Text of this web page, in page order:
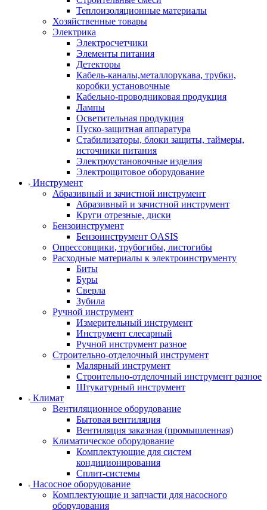
Теплоизоляционные материалы
Хозяйственные товары
Электрика
Электросчетчики
Элементы питания
Детекторы
Кабель-каналы,металлорукава, трубки,
коробки установочные
Кабельно-проводниковая продукция
Лампы
Осветительная продукция
Пуско-защитная аппаратура
Стабилизаторы, блоки защиты, таймеры,
источники питания
Электроустановочные изделия
Электрощитовое оборудование
Инструмент
Абразивный и зачистной инструмент
Абразивный и зачистной инструмент
Круги отрезные, диски
Бензоинструмент
Бензоинструмент OASIS
Опрессовщики, трубогибы, листогибы
Расходные материалы к электроинструменту
Биты
Буры
Сверла
Зубила
Ручной инструмент
Измерительный инструмент
Инструмент слесарный
Ручной инструмент разное
Строительно-отделочный инструмент
Малярный инструмент
Строительно-отделочный инструмент разное
Штукатурный инструмент
Климат
Вентиляционное оборудование
Бытовая вентиляция
Вентиляция заказная (промышленная)
Климатическое оборудование
Комплектующие для систем
кондиционирования
Сплит-системы
Насосное оборудование
Комплектующие и запчасти для насосного
оборудования